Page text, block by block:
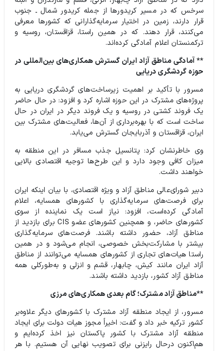
سرخس که در مسیر کریدورها از جمله کریدور شمال ـ جنوب
قرار دارند، زمین در اختیار سرمایه‌گذارانی که کشورها معرفی
می‌کنند، قرار دهند. که در همین راستا، قزاقستان، روسیه و
ترکمنستان اعلام آمادگی کرده‌اند.
** آمادگی مناطق آزاد ایران گسترش همکاری‌های بین‌المللی در
حوزه گردشگری دریایی
مسرور با تأکید بر اهمیت زیرساخت‌های گردشگری دریایی به
پروژه‌های مشترک در این حوزه اشاره کرد و افزود: در حال حاضر
یک فروند کشتی در روسیه و یک فروند دیگر در ایران در حال
ساخت است که با بهره‌برداری از آن‌ها، فعالیت‌های مشترک بین
ایران، قزاقستان و آذربایجان گسترش می‌یابد.
وی خاطرنشان کرد: پتانسیل جذب مسافر در این منطقه به
میزان کافی وجود دارد و این طرح‌ها توجیه اقتصادی بالایی
خواهند داشت.
دبیر شورای‌عالی مناطق آزاد و ویژه اقتصادی، با بیان اینکه ایران
برای فرصت‌های سرمایه‌گذاری با کشورهای همسایه، اعلام
آمادگی کرده‌است، افزود: نیاز است یک نماینده از سوی
کشورهای حاضر، و همچنین کشورهای عضو CIS برای بازدید از
مناطق آزاد، حضور داشته باشند. فرصت‌های سرمایه‌گذاری
بیشتر با مشارکت‌بخش خصوصی، انجام می‌شود و در همین
راستا هیات‌های تجاری از کشورهای همسایه می‌توانند از مناطق
آزاد ایران مانند کیش، چابهار، قشم و انزلی و به‌طورکلی همه
مناطق آزاد کشور، بازدید داشته باشند.
**مناطق آزاد مشترک؛ گام بعدی همکاری‌های مرزی
مسرور، از ایجاد منطقه آزاد مشترک با کشورهای دیگر علاوه‌بر
کشور ترکیه خبر داد و گفت: اخیراً مجوز هیات دولت برای ایجاد
منطقه آزاد مشترک با کشور پاکستان نیز اخذ کرده‌ایم و
هم‌اکنون درحال رایزنی برای تصویب نهایی آن هستیم. با هر